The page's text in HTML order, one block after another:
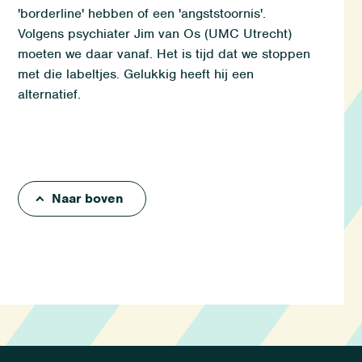
'borderline' hebben of een 'angststoornis'.
Volgens psychiater Jim van Os (UMC Utrecht)
moeten we daar vanaf. Het is tijd dat we stoppen
met die labeltjes. Gelukkig heeft hij een
alternatief.
Naar boven